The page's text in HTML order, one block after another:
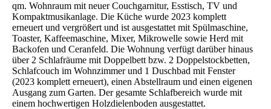
qm. Wohnraum mit neuer Couchgarnitur, Esstisch, TV und
Kompaktmusikanlage. Die Küche wurde 2023 komplett
erneuert und vergrößert und ist ausgestattet mit Spülmaschine,
Toaster, Kaffeemaschine, Mixer, Mikrowelle sowie Herd mit
Backofen und Ceranfeld. Die Wohnung verfügt darüber hinaus
über 2 Schlafräume mit Doppelbett bzw. 2 Doppelstockbetten,
Schlafcouch im Wohnzimmer und 1 Duschbad mit Fenster
(2023 komplett erneuert), einen Abstellraum und einen eigenen
Ausgang zum Garten. Der gesamte Schlafbereich wurde mit
einem hochwertigen Holzdielenboden ausgestattet.